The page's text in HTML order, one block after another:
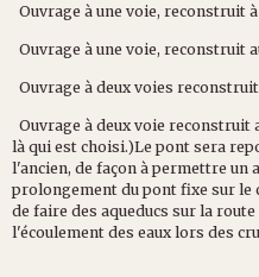
Ouvrage à une voie, reconstruit
Ouvrage à une voie, reconstruit
Ouvrage à deux voies
Ouvrage à deux voie reconstruit
là qui est choisi.)Le pont sera
l'ancien, de façon à permettre un
prolongement du pont fixe sur le
de faire des aqueducs sur la
l'écoulement des eaux lors des